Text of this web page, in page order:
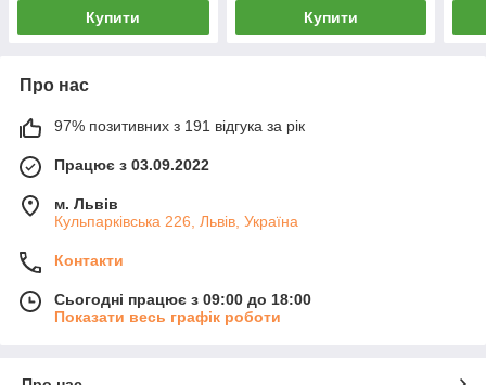
Купити Купити
Про нас
97% позитивних з 191 відгука за рік
Працює з 03.09.2022
м. Львів
Кульпарківська 226, Львів, Україна
Контакти
Сьогодні працює з 09:00 до 18:00
Показати весь графік роботи